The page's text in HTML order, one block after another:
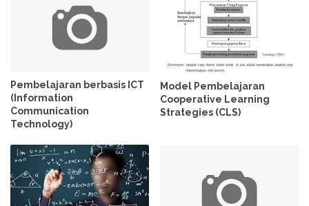
Pembelajaran berbasis ICT
(Information
Communication
Technology)
Model Pembelajaran
Cooperative Learning
Strategies (CLS)